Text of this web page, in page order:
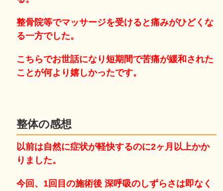
整骨院等でマッサージを受けると痛みがひどくな
る一方でした。
こちらでお世話になり短期間で苦痛が緩和された
ことが何より嬉しかったです。
整体の感想
以前は自然に症状が軽快するのに2ヶ月以上かか
りました。
今回、1回目の施術後 深呼吸のしずらさは即なく